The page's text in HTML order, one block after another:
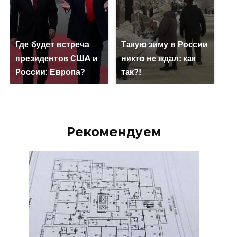
Где будет встреча
президентов США и
России: Европа?
Такую зиму в России
никто не ждал: как
так?!
Рекомендуем